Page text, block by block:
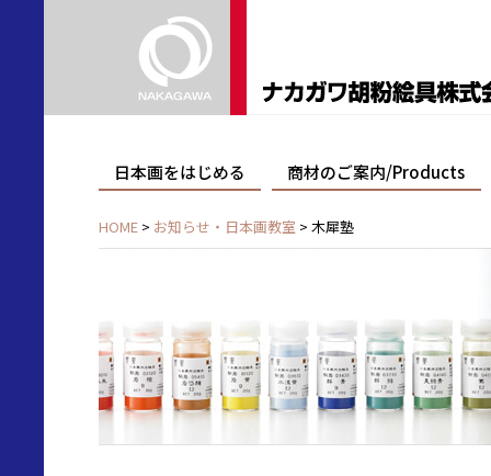
日本画をはじめる 商材のご案内/Products
HOME > お知らせ・日本画教室 > 木犀塾